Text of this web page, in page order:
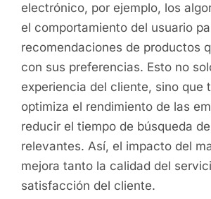
electrónico, por ejemplo, los
el comportamiento del usuario
recomendaciones de productos
con sus preferencias. Esto no
experiencia del cliente, sino que
optimiza el rendimiento de las
reducir el tiempo de búsqueda
relevantes. Así, el impacto del
mejora tanto la calidad del
satisfacción del cliente.